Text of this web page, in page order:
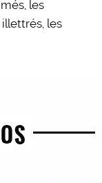
les
les